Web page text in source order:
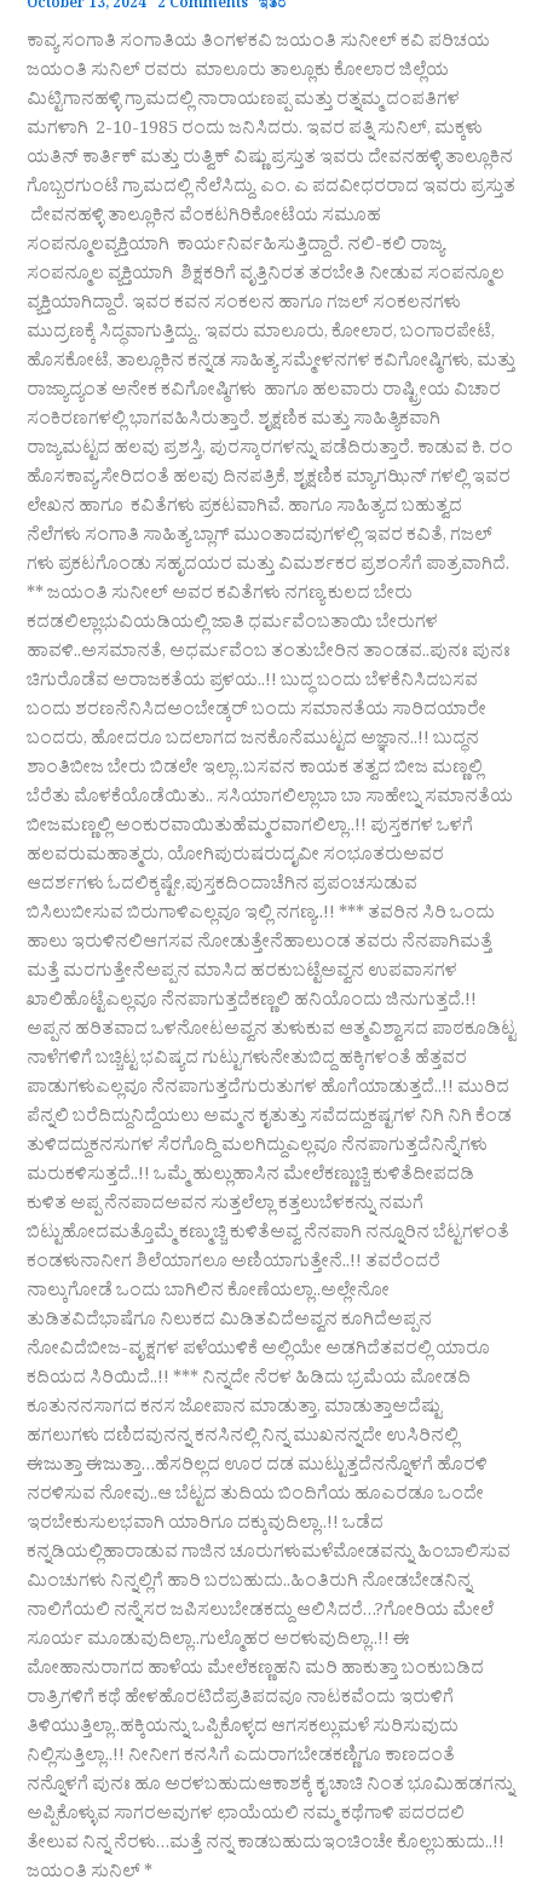
October 13, 2024 2 Comments ಇತರೆ
ಕಾವ್ಯ ಸಂಗಾತಿ ಸಂಗಾತಿಯ ತಿಂಗಳಕವಿ ಜಯಂತಿ ಸುನೀಲ್ ಕವಿ ಪರಿಚಯ
ಜಯಂತಿ ಸುನಿಲ್ ರವರು ಮಾಲೂರು ತಾಲ್ಲೂಕು ಕೋಲಾರ ಜಿಲ್ಲೆಯ
ಮಿಟ್ಟಿಗಾನಹಳ್ಳಿ ಗ್ರಾಮದಲ್ಲಿ ನಾರಾಯಣಪ್ಪ ಮತ್ತು ರತ್ನಮ್ಮ ದಂಪತಿಗಳ
ಮಗಳಾಗಿ 2-10-1985 ರಂದು ಜನಿಸಿದರು. ಇವರ ಪತ್ನಿ ಸುನಿಲ್, ಮಕ್ಕಳು
ಯತಿನ್ ಕಾರ್ತಿಕ್ ಮತ್ತು ರುತ್ವಿಕ್ ವಿಷ್ಣು ಪ್ರಸ್ತುತ ಇವರು ದೇವನಹಳ್ಳಿ ತಾಲ್ಲೂಕಿನ
ಗೊಬ್ಬರಗುಂಟೆ ಗ್ರಾಮದಲ್ಲಿ ನೆಲೆಸಿದ್ದು, ಎಂ. ಎ ಪದವೀಧರರಾದ ಇವರು ಪ್ರಸ್ತುತ
ದೇವನಹಳ್ಳಿ ತಾಲ್ಲೂಕಿನ ವೆಂಕಟಗಿರಿಕೋಟೆಯ ಸಮೂಹ
ಸಂಪನ್ಮೂಲವ್ಯಕ್ತಿಯಾಗಿ ಕಾರ್ಯನಿರ್ವಹಿಸುತ್ತಿದ್ದಾರೆ. ನಲಿ-ಕಲಿ ರಾಜ್ಯ
ಸಂಪನ್ಮೂಲ ವ್ಯಕ್ತಿಯಾಗಿ ಶಿಕ್ಷಕರಿಗೆ ವೃತ್ತಿನಿರತ ತರಬೇತಿ ನೀಡುವ ಸಂಪನ್ಮೂಲ
ವ್ಯಕ್ತಿಯಾಗಿದ್ದಾರೆ. ಇವರ ಕವನ ಸಂಕಲನ ಹಾಗೂ ಗಜಲ್ ಸಂಕಲನಗಳು
ಮುದ್ರಣಕ್ಕೆ ಸಿದ್ಧವಾಗುತ್ತಿದ್ದು.. ಇವರು ಮಾಲೂರು, ಕೋಲಾರ, ಬಂಗಾರಪೇಟೆ,
ಹೊಸಕೋಟೆ, ತಾಲ್ಲೂಕಿನ ಕನ್ನಡ ಸಾಹಿತ್ಯ ಸಮ್ಮೇಳನಗಳ ಕವಿಗೋಷ್ಠಿಗಳು, ಮತ್ತು
ರಾಜ್ಯಾದ್ಯಂತ ಅನೇಕ ಕವಿಗೋಷ್ಠಿಗಳು ಹಾಗೂ ಹಲವಾರು ರಾಷ್ಟ್ರೀಯ ವಿಚಾರ
ಸಂಕಿರಣಗಳಲ್ಲಿ ಭಾಗವಹಿಸಿರುತ್ತಾರೆ. ಶೖಕ್ಷಣಿಕ ಮತ್ತು ಸಾಹಿತ್ಯಿಕವಾಗಿ
ರಾಜ್ಯಮಟ್ಟದ ಹಲವು ಪ್ರಶಸ್ತಿ, ಪುರಸ್ಕಾರಗಳನ್ನು ಪಡೆದಿರುತ್ತಾರೆ. ಕಾಡುವ ಕಿ. ರಂ
ಹೊಸಕಾವ್ಯ,ಸೇರಿದಂತೆ ಹಲವು ದಿನಪತ್ರಿಕೆ, ಶೖಕ್ಷಣಿಕ ಮ್ಯಾಗಝಿನ್ ಗಳಲ್ಲಿ ಇವರ
ಲೇಖನ ಹಾಗೂ ಕವಿತೆಗಳು ಪ್ರಕಟವಾಗಿವೆ. ಹಾಗೂ ಸಾಹಿತ್ಯದ ಬಹುತ್ವದ
ನೆಲೆಗಳು ಸಂಗಾತಿ ಸಾಹಿತ್ಯ ಬ್ಲಾಗ್ ಮುಂತಾದವುಗಳಲ್ಲಿ ಇವರ ಕವಿತೆ, ಗಜಲ್
ಗಳು ಪ್ರಕಟಗೊಂಡು ಸಹೃದಯರ ಮತ್ತು ವಿಮರ್ಶಕರ ಪ್ರಶಂಸೆಗೆ ಪಾತ್ರವಾಗಿದೆ.
** ಜಯಂತಿ ಸುನೀಲ್ ಅವರ ಕವಿತೆಗಳು ನಗಣ್ಯ ಕುಲದ ಬೇರು
ಕದಡಲಿಲ್ಲಾಭುವಿಯಡಿಯಲ್ಲಿ ಜಾತಿ ಧರ್ಮವೆಂಬತಾಯಿ ಬೇರುಗಳ
ಹಾವಳಿ..ಅಸಮಾನತೆ, ಅಧರ್ಮವೆಂಬ ತಂತುಬೇರಿನ ತಾಂಡವ..ಪುನಃ ಪುನಃ
ಚಿಗುರೊಡೆವ ಅರಾಜಕತೆಯ ಪ್ರಳಯ..!! ಬುದ್ಧ ಬಂದು ಬೆಳಕೆನಿಸಿದಬಸವ
ಬಂದು ಶರಣನೆನಿಸಿದಅಂಬೇಡ್ಕರ್ ಬಂದು ಸಮಾನತೆಯ ಸಾರಿದಯಾರೇ
ಬಂದರು, ಹೋದರೂ ಬದಲಾಗದ ಜನಕೊನೆಮುಟ್ಟದ ಅಜ್ಞಾನ..!! ಬುದ್ಧನ
ಶಾಂತಿಬೀಜ ಬೇರು ಬಿಡಲೇ ಇಲ್ಲಾ..ಬಸವನ ಕಾಯಕ ತತ್ವದ ಬೀಜ ಮಣ್ಣಲ್ಲಿ
ಬೆರೆತು ಮೊಳಕೆಯೊಡೆಯಿತು.. ಸಸಿಯಾಗಲಿಲ್ಲಾಬಾ ಬಾ ಸಾಹೇಬ್ನ ಸಮಾನತೆಯ
ಬೀಜಮಣ್ಣಲ್ಲಿ ಅಂಕುರವಾಯಿತುಹೆಮ್ಮರವಾಗಲಿಲ್ಲಾ..!! ಪುಸ್ತಕಗಳ ಒಳಗೆ
ಹಲವರುಮಹಾತ್ಮರು, ಯೋಗಿಪುರುಷರುದೖವೀ ಸಂಭೂತರುಅವರ
ಆದರ್ಶಗಳು ಓದಲಿಕ್ಕಷ್ಟೇ,ಪುಸ್ತಕದಿಂದಾಚೆಗಿನ ಪ್ರಪಂಚಸುಡುವ
ಬಿಸಿಲುಬೀಸುವ ಬಿರುಗಾಳಿಎಲ್ಲವೂ ಇಲ್ಲಿ ನಗಣ್ಯ..!! *** ತವರಿನ ಸಿರಿ ಒಂದು
ಹಾಲು ಇರುಳಿನಲಿಆಗಸವ ನೋಡುತ್ತೇನೆಹಾಲುಂಡ ತವರು ನೆನಪಾಗಿಮತ್ತೆ
ಮತ್ತೆ ಮರಗುತ್ತೇನೆಅಪ್ಪನ ಮಾಸಿದ ಹರಕುಬಟ್ಟೆಅವ್ವನ ಉಪವಾಸಗಳ
ಖಾಲಿಹೊಟ್ಟೆಎಲ್ಲವೂ ನೆನಪಾಗುತ್ತದೆಕಣ್ಣಲಿ ಹನಿಯೊಂದು ಜಿನುಗುತ್ತದೆ.!!
ಅಪ್ಪನ ಹರಿತವಾದ ಒಳನೋಟಅವ್ವನ ತುಳುಕುವ ಆತ್ಮವಿಶ್ವಾಸದ ಪಾಠಕೂಡಿಟ್ಟ
ನಾಳೆಗಳಿಗೆ ಬಚ್ಚಿಟ್ಟ ಭವಿಷ್ಯದ ಗುಟ್ಟುಗಳುನೇತುಬಿದ್ದ ಹಕ್ಕಿಗಳಂತೆ ಹೆತ್ತವರ
ಪಾಡುಗಳುಎಲ್ಲವೂ ನೆನಪಾಗುತ್ತದೆಗುರುತುಗಳ ಹೊಗೆಯಾಡುತ್ತದೆ..!! ಮುರಿದ
ಪೆನ್ನಲಿ ಬರೆದಿದ್ದುನಿದ್ದೆಯಲು ಅಮ್ಮನ ಕೖತುತ್ತು ಸವೆದದ್ದುಕಷ್ಟಗಳ ನಿಗಿ ನಿಗಿ ಕೆಂಡ
ತುಳಿದದ್ದುಕನಸುಗಳ ಸೆರಗೊದ್ದಿ ಮಲಗಿದ್ದುಎಲ್ಲವೂ ನೆನಪಾಗುತ್ತದೆನಿನ್ನೆಗಳು
ಮರುಕಳಿಸುತ್ತದೆ..!! ಒಮ್ಮೆ ಹುಲ್ಲುಹಾಸಿನ ಮೇಲೆಕಣ್ಣುಚ್ಚಿ ಕುಳಿತೆದೀಪದಡಿ
ಕುಳಿತ ಅಪ್ಪ ನೆನಪಾದಅವನ ಸುತ್ತಲೆಲ್ಲಾ ಕತ್ತಲುಬೆಳಕನ್ನು ನಮಗೆ
ಬಿಟ್ಟುಹೋದಮತ್ತೊಮ್ಮೆ ಕಣ್ಮುಚ್ಚಿ ಕುಳಿತೆಅವ್ವ ನೆನಪಾಗಿ ನನ್ನೂರಿನ ಬೆಟ್ಟಗಳಂತೆ
ಕಂಡಳುನಾನೀಗ ಶಿಲೆಯಾಗಲೂ ಅಣಿಯಾಗುತ್ತೇನೆ..!! ತವರೆಂದರೆ
ನಾಲ್ಕುಗೋಡೆ ಒಂದು ಬಾಗಿಲಿನ ಕೋಣೆಯಲ್ಲಾ..ಅಲ್ಲೇನೋ
ತುಡಿತವಿದೆಭಾಷೆಗೂ ನಿಲುಕದ ಮಿಡಿತವಿದೆಅವ್ವನ ಕೂಗಿದೆಅಪ್ಪನ
ನೋವಿದೆಬೀಜ-ವೃಕ್ಷಗಳ ಪಳೆಯುಳಿಕೆ ಅಲ್ಲಿಯೇ ಅಡಗಿದೆತವರಲ್ಲಿ ಯಾರೂ
ಕದಿಯದ ಸಿರಿಯಿದೆ..!! *** ನಿನ್ನದೇ ನೆರಳ ಹಿಡಿದು ಭ್ರಮೆಯ ಮೋಡದಿ
ಕೂತುನನಸಾಗದ ಕನಸ ಜೋಪಾನ ಮಾಡುತ್ತಾ, ಮಾಡುತ್ತಾಅದೆಷ್ಟು
ಹಗಲುಗಳು ದಣಿದವುನನ್ನ ಕನಸಿನಲ್ಲಿ ನಿನ್ನ ಮುಖನನ್ನದೇ ಉಸಿರಿನಲ್ಲಿ
ಈಜುತ್ತಾ ಈಜುತ್ತಾ…ಹೆಸರಿಲ್ಲದ ಊರ ದಡ ಮುಟ್ಟುತ್ತದೆನನ್ನೊಳಗೆ ಹೊರಳಿ
ನರಳಿಸುವ ನೋವು..ಆ ಬೆಟ್ಟದ ತುದಿಯ ಬಿಂದಿಗೆಯ ಹೂಎರಡೂ ಒಂದೇ
ಇರಬೇಕುಸುಲಭವಾಗಿ ಯಾರಿಗೂ ದಕ್ಕುವುದಿಲ್ಲಾ..!! ಒಡೆದ
ಕನ್ನಡಿಯಲ್ಲಿಹಾರಾಡುವ ಗಾಜಿನ ಚೂರುಗಳುಮಳೆಮೋಡವನ್ನು ಹಿಂಬಾಲಿಸುವ
ಮಿಂಚುಗಳು ನಿನ್ನಲ್ಲಿಗೆ ಹಾರಿ ಬರಬಹುದು..ಹಿಂತಿರುಗಿ ನೋಡಬೇಡನಿನ್ನ
ನಾಲಿಗೆಯಲಿ ನನ್ನೆಸರ ಜಪಿಸಲುಬೇಡಕದ್ದು ಆಲಿಸಿದರೆ…?ಗೋರಿಯ ಮೇಲೆ
ಸೂರ್ಯ ಮೂಡುವುದಿಲ್ಲಾ..ಗುಲ್ಮೊಹರ ಅರಳುವುದಿಲ್ಲಾ..!! ಈ
ಮೋಹಾನುರಾಗದ ಹಾಳೆಯ ಮೇಲೆಕಣ್ಣಹನಿ ಮರಿ ಹಾಕುತ್ತಾ ಬಂಕುಬಡಿದ
ರಾತ್ರಿಗಳಿಗೆ ಕಥೆ ಹೇಳಹೊರಟಿದೆಪ್ರತಿಪದವೂ ನಾಟಕವೆಂದು ಇರುಳಿಗೆ
ತಿಳಿಯುತ್ತಿಲ್ಲಾ..ಹಕ್ಕಿಯನ್ನು ಒಪ್ಪಿಕೊಳ್ಳದ ಆಗಸಕಲ್ಲುಮಳೆ ಸುರಿಸುವುದು
ನಿಲ್ಲಿಸುತ್ತಿಲ್ಲಾ..!! ನೀನೀಗ ಕನಸಿಗೆ ಎದುರಾಗಬೇಡಕಣ್ಣಿಗೂ ಕಾಣದಂತೆ
ನನ್ನೊಳಗೆ ಪುನಃ ಹೂ ಅರಳಬಹುದುಆಕಾಶಕ್ಕೆ ಕೖ ಚಾಚಿ ನಿಂತ ಭೂಮಿಹಡಗನ್ನು
ಅಪ್ಪಿಕೊಳ್ಳುವ ಸಾಗರಅವುಗಳ ಛಾಯೆಯಲಿ ನಮ್ಮ ಕಥೆಗಾಳಿ ಪದರದಲಿ
ತೇಲುವ ನಿನ್ನ ನೆರಳು…ಮತ್ತೆ ನನ್ನ ಕಾಡಬಹುದುಇಂಚಿಂಚೇ ಕೊಲ್ಲಬಹುದು..!!
ಜಯಂತಿ ಸುನಿಲ್ *